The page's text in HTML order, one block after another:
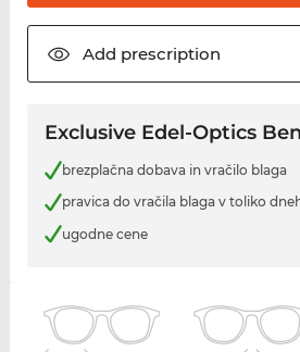
Add prescription
Exclusive Edel-Optics
brezplačna dobava in vračilo blaga
pravica do vračila blaga v toliko
ugodne cene